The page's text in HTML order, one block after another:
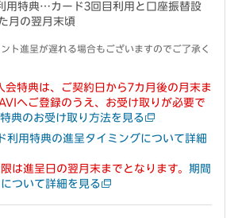
用特典…カード3回目利用と口座振替設
月の翌月末頃
ト進呈が遅れる場合もございますのでご了承く
会特典は、ご契約日から7カ月後の月末ま
へご登録のうえ、お受け取りが必要で
典のお受け取り方法を見る
利用特典の進呈タイミングについて詳細
は進呈日の翌月末までとなります。 期間
ついて詳細を見る